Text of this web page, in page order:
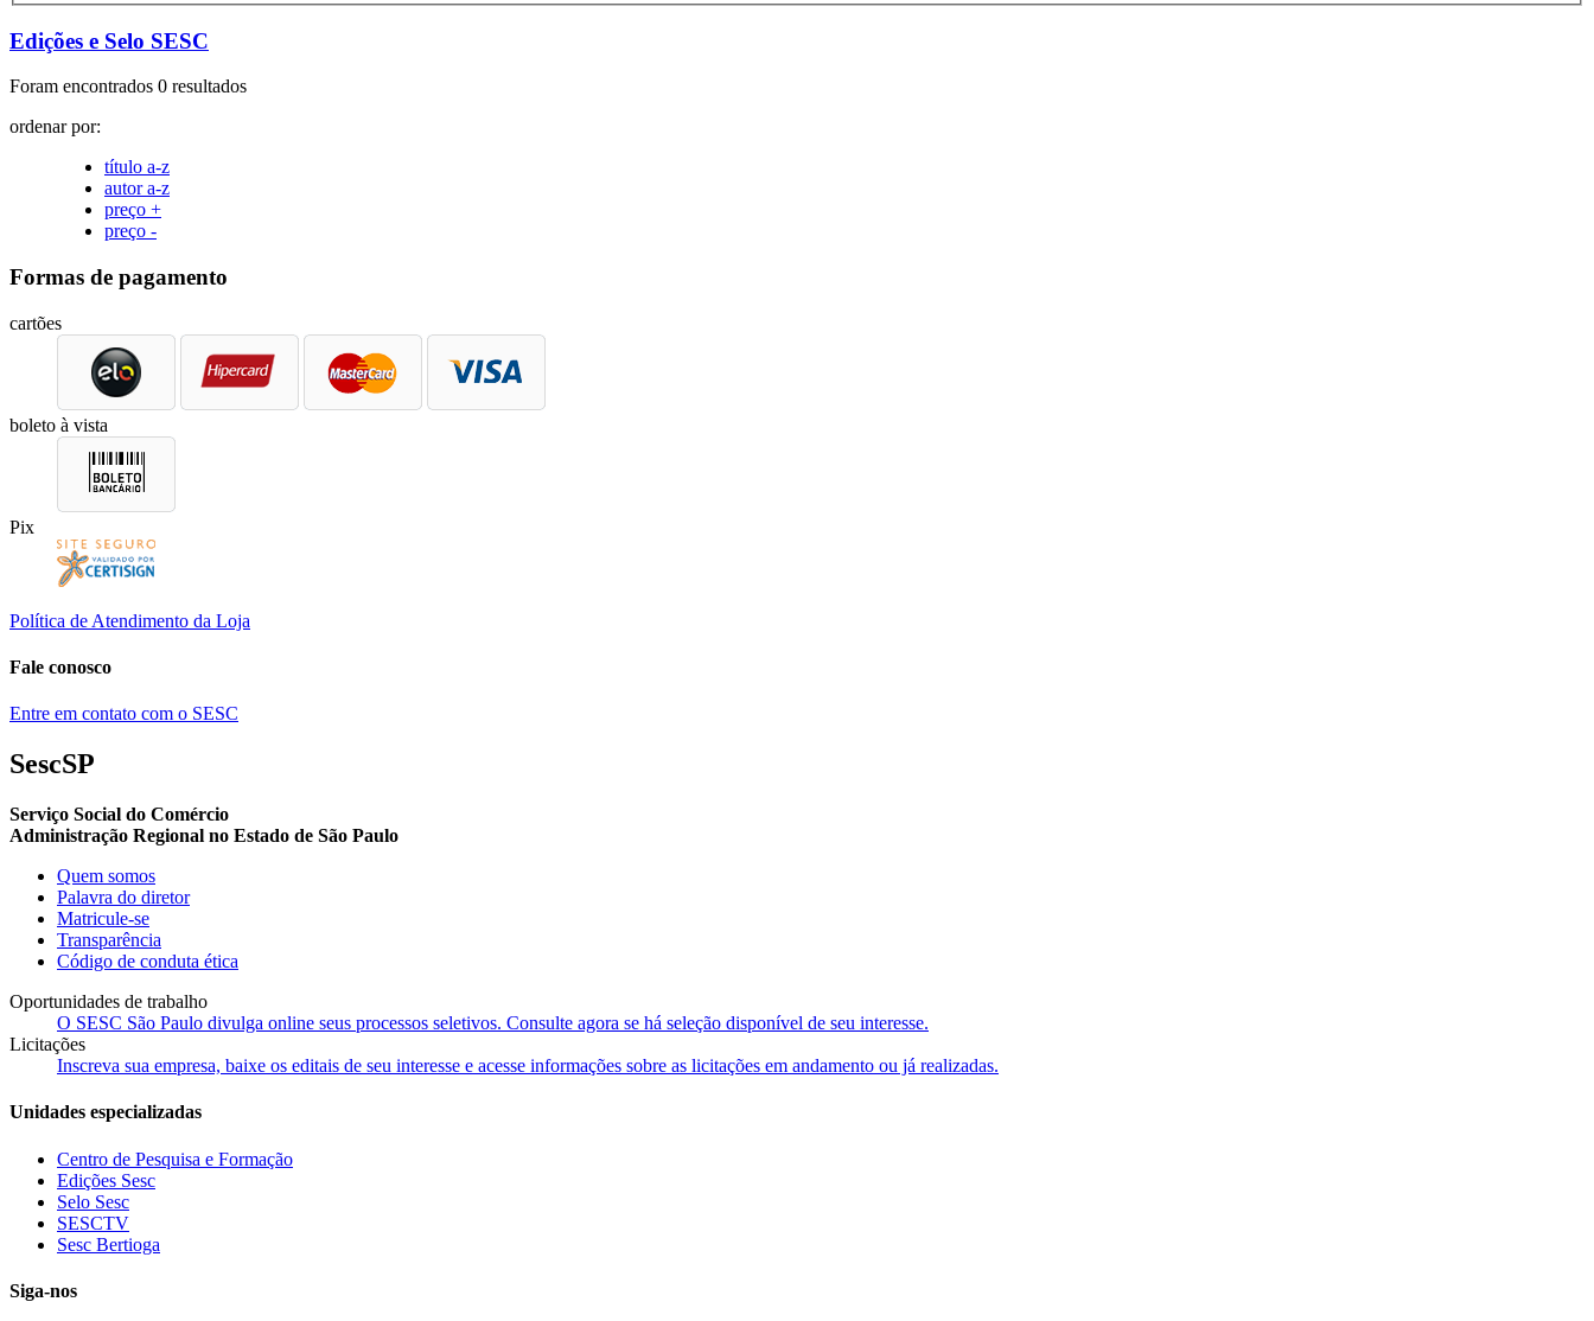
Edições e Selo SESC
Foram encontrados 0 resultados
ordenar por:
título a-z
autor a-z
preço +
preço -
Formas de pagamento
cartões
boleto à vista
Pix
Política de Atendimento da Loja
Fale conosco
Entre em contato com o SESC
SescSP
Serviço Social do Comércio
Administração Regional no Estado de São Paulo
Quem somos
Palavra do diretor
Matricule-se
Transparência
Código de conduta ética
Oportunidades de trabalho
O SESC São Paulo divulga online seus processos seletivos. Consulte agora se há seleção disponível de seu interesse.
Licitações
Inscreva sua empresa, baixe os editais de seu interesse e acesse informações sobre as licitações em andamento ou já realizadas.
Unidades especializadas
Centro de Pesquisa e Formação
Edições Sesc
Selo Sesc
SESCTV
Sesc Bertioga
Siga-nos